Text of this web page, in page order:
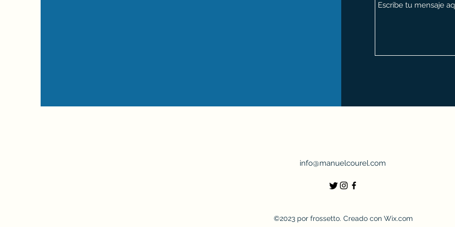
info@manuelcourel.com
©2023 por frossetto. Creado con Wix.com